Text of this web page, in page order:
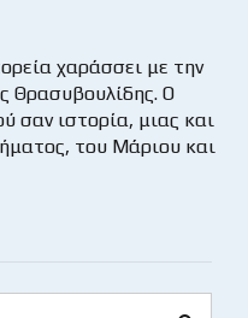
χαράσσει με την
Θρασυβουλίδης. Ο
σαν ιστορία, μιας και
του Μάριου και